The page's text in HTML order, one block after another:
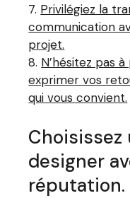
Privilégiez la
communication
projet.
N’hésitez pas
exprimer vos
qui vous convient.
Choisissez
designer
réputation.